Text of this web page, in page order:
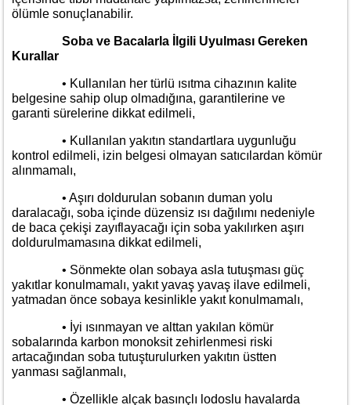
ölümle sonuçlanabilir.
Soba ve Bacalarla İlgili Uyulması Gereken
Kurallar
• Kullanılan her türlü ısıtma cihazının kalite
belgesine sahip olup olmadığına, garantilerine ve
garanti sürelerine dikkat edilmeli,
• Kullanılan yakıtın standartlara uygunluğu
kontrol edilmeli, izin belgesi olmayan satıcılardan kömür
alınmamalı,
• Aşırı doldurulan sobanın duman yolu
daralacağı, soba içinde düzensiz ısı dağılımı nedeniyle
de baca çekişi zayıflayacağı için soba yakılırken aşırı
doldurulmamasına dikkat edilmeli,
• Sönmekte olan sobaya asla tutuşması güç
yakıtlar konulmamalı, yakıt yavaş yavaş ilave edilmeli,
yatmadan önce sobaya kesinlikle yakıt konulmamalı,
• İyi ısınmayan ve alttan yakılan kömür
sobalarında karbon monoksit zehirlenmesi riski
artacağından soba tutuşturulurken yakıtın üstten
yanması sağlanmalı,
• Özellikle alçak basınçlı lodoslu havalarda